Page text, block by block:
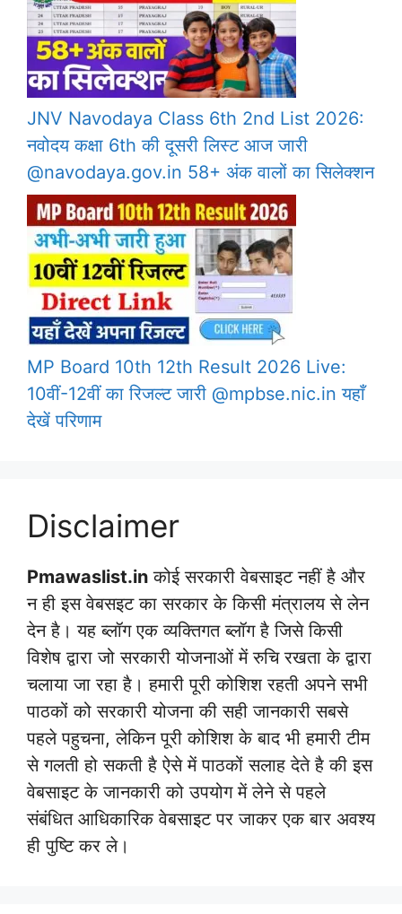
JNV Navodaya Class 6th 2nd List 2026:
नवोदय कक्षा 6th की दूसरी लिस्ट आज जारी
@navodaya.gov.in 58+ अंक वालों का सिलेक्शन
MP Board 10th 12th Result 2026 Live:
10वीं-12वीं का रिजल्ट जारी @mpbse.nic.in यहाँ
देखें परिणाम
Disclaimer
Pmawaslist.in कोई सरकारी वेबसाइट नहीं है और
न ही इस वेबसइट का सरकार के किसी मंत्रालय से लेन
देन है। यह ब्लॉग एक व्यक्तिगत ब्लॉग है जिसे किसी
विशेष द्वारा जो सरकारी योजनाओं में रुचि रखता के द्वारा
चलाया जा रहा है। हमारी पूरी कोशिश रहती अपने सभी
पाठकों को सरकारी योजना की सही जानकारी सबसे
पहले पहुचना, लेकिन पूरी कोशिश के बाद भी हमारी टीम
से गलती हो सकती है ऐसे में पाठकों सलाह देते है की इस
वेबसाइट के जानकारी को उपयोग में लेने से पहले
संबंधित आधिकारिक वेबसाइट पर जाकर एक बार अवश्य
ही पुष्टि कर ले।